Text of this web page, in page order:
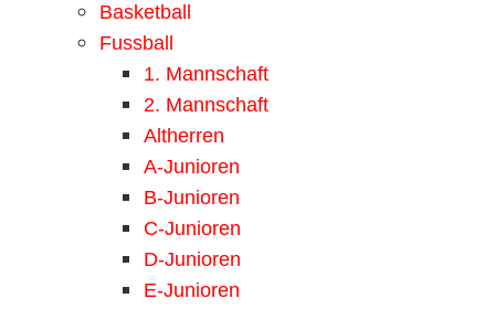
Basketball
Fussball
1. Mannschaft
2. Mannschaft
Altherren
A-Junioren
B-Junioren
C-Junioren
D-Junioren
E-Junioren